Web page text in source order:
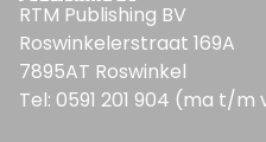
RTM Publishing BV
Roswinkelerstraat 169A
7895AT Roswinkel
Tel: 0591 201 904 (ma t/m